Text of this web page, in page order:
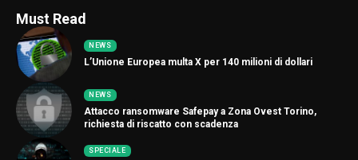
Must Read
NEWS
L’Unione Europea multa X per 140 milioni di dollari
NEWS
Attacco ransomware Safepay a Zona Ovest Torino,
richiesta di riscatto con scadenza
SPECIALE